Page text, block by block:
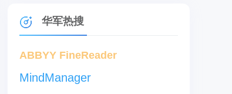
华军热搜
ABBYY FineReader
MindManager